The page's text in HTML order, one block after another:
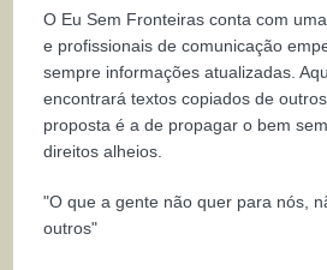
O Eu Sem Fronteiras conta com
e profissionais de comunicação
sempre informações atualizadas.
encontrará textos copiados de
proposta é a de propagar o bem
direitos alheios.
"O que a gente não quer para nós,
outros"